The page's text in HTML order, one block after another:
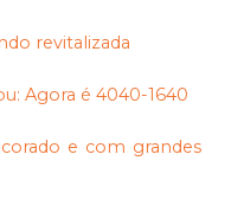
revitalizada
Agora é 4040-1640
e com grandes